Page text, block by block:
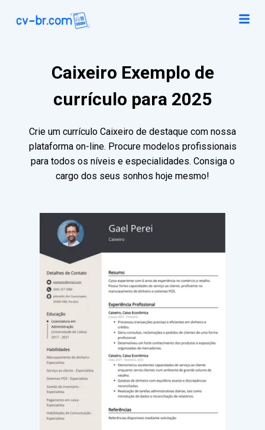
Caixeiro Exemplo de
currículo para 2025
Crie um currículo Caixeiro de destaque com nossa
plataforma on-line. Procure modelos profissionais
para todos os níveis e especialidades. Consiga o
cargo dos seus sonhos hoje mesmo!